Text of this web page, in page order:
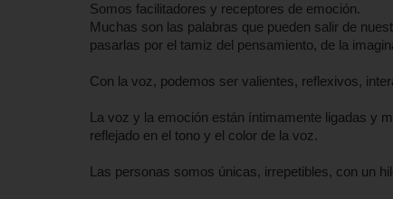
Somos facilitadores y receptores de emoción.
Muchas son las palabras que pueden salir de
pasarlas por el tamiz del pensamiento, de la
Con la voz, podemos ser valientes, reflexivos,
La voz y la emoción están íntimamente ligadas y
reflejado en el tono y el color de la voz.
Las personas somos únicas, irrepetibles, con un